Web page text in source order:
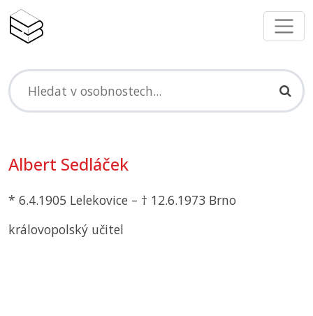
Albert Sedláček
* 6.4.1905 Lelekovice – † 12.6.1973 Brno
královopolský učitel